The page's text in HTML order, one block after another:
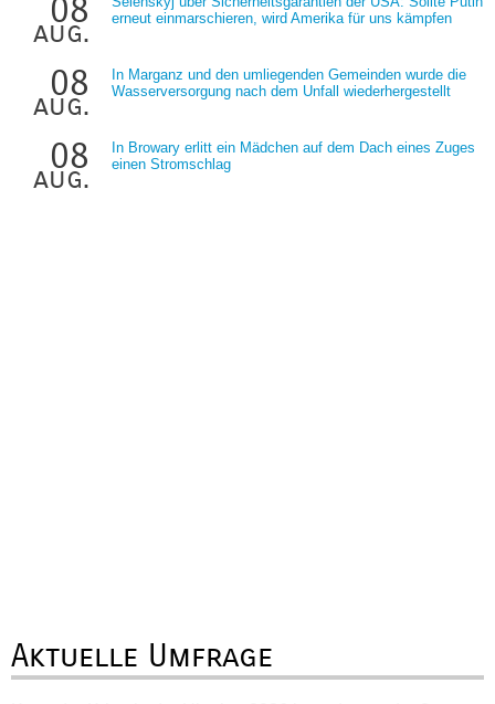
08
aug.
erneut einmarschieren, wird Amerika für uns kämpfen
08
aug.
In Marganz und den umliegenden Gemeinden wurde die
Wasserversorgung nach dem Unfall wiederhergestellt
08
aug.
In Browary erlitt ein Mädchen auf dem Dach eines Zuges
einen Stromschlag
Aktuelle Umfrage